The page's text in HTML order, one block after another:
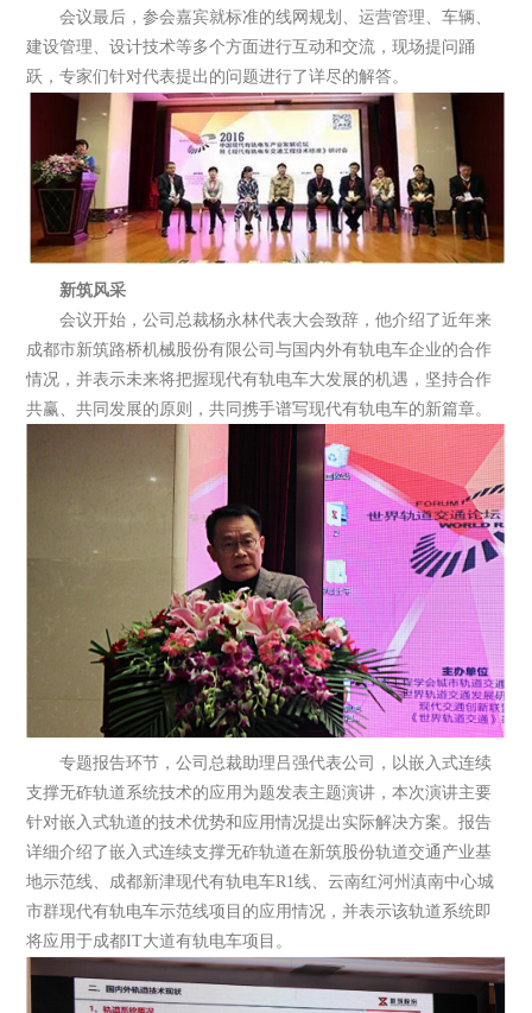
会议最后，参会嘉宾就标准的线网规划、运营管理、车辆、
建设管理、设计技术等多个方面进行互动和交流，现场提问踊
跃，专家们针对代表提出的问题进行了详尽的解答。
新筑风采
会议开始，公司总裁杨永林代表大会致辞，他介绍了近年来
成都市新筑路桥机械股份有限公司与国内外有轨电车企业的合作
情况，并表示未来将把握现代有轨电车大发展的机遇，坚持合作
共赢、共同发展的原则，共同携手谱写现代有轨电车的新篇章。
专题报告环节，公司总裁助理吕强代表公司，以嵌入式连续
支撑无砟轨道系统技术的应用为题发表主题演讲，本次演讲主要
针对嵌入式轨道的技术优势和应用情况提出实际解决方案。报告
详细介绍了嵌入式连续支撑无砟轨道在新筑股份轨道交通产业基
地示范线、成都新津现代有轨电车R1线、云南红河州滇南中心城
市群现代有轨电车示范线项目的应用情况，并表示该轨道系统即
将应用于成都IT大道有轨电车项目。